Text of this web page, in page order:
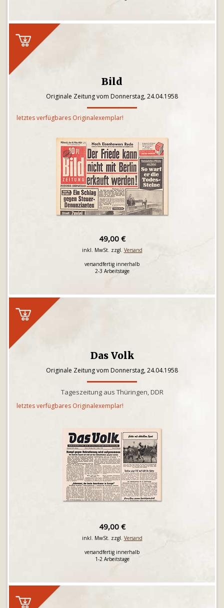
Bild
Originale Zeitung vom Donnerstag, 24.04.1958
letztes verfügbares Originalexemplar!
49,00 €
inkl. MwSt. zzgl. Versand
versandfertig innerhalb
2-3 Arbeitstage
Das Volk
Originale Zeitung vom Donnerstag, 24.04.1958
Tageszeitung aus Thüringen, DDR
letztes verfügbares Originalexemplar!
49,00 €
inkl. MwSt. zzgl. Versand
versandfertig innerhalb
1-2 Arbeitstage